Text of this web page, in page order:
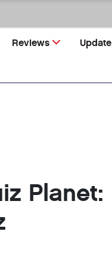
Reviews Update
Planet: